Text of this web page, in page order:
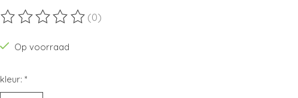
De beoordeling van dit product is
(0)
Op voorraad
kleur: *